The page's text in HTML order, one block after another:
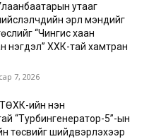
утааг
эрүүл мэндийг
“Чингис хаан
нэгдэл” ХХК-тай хамтран
7, 2026
ийн нэн
“Турбингенератор-5”-ын
төсвийг шийдвэрлэхээр